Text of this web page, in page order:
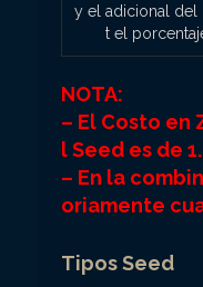
y el adicional del
t el
NOTA:
– El Costo en
l Seed es de
– En la
oriamente
Tipos Seed